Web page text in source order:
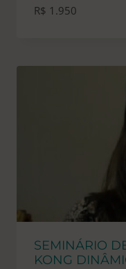
R$ 1.950
SEMINÁRIO
KONG